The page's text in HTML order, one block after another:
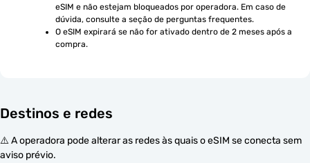
eSIM e não estejam bloqueados por operadora. Em caso de
dúvida, consulte a seção de perguntas frequentes.
O eSIM expirará se não for ativado dentro de 2 meses após a
compra.
Destinos e redes
⚠️ A operadora pode alterar as redes às quais o eSIM se conecta sem
aviso prévio.